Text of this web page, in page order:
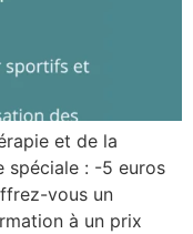
et de la
spéciale : -5 euros
vous un
à un prix